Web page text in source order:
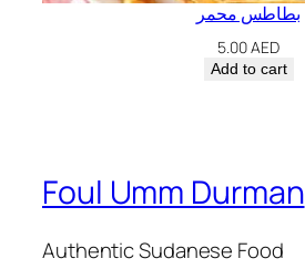
بطاطس محمر
5.00AED
Add to cart
Foul Umm Durman
Authentic Sudanese Food